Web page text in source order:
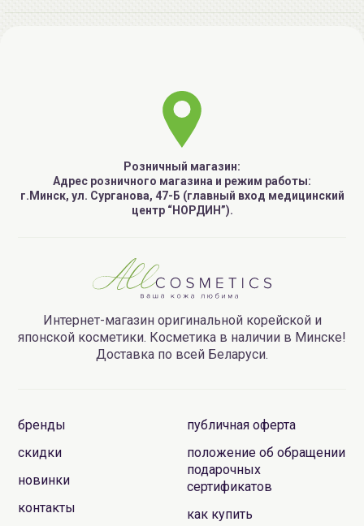
Розничный магазин:
Адрес розничного магазина и режим работы:
г.Минск, ул. Сурганова, 47-Б (главный вход медицинский
центр “НОРДИН”).
Интернет-магазин оригинальной корейской и
японской косметики. Косметика в наличии в Минске!
Доставка по всей Беларуси.
бренды
скидки
новинки
контакты
публичная оферта
положение об обращении
подарочных
сертификатов
как купить